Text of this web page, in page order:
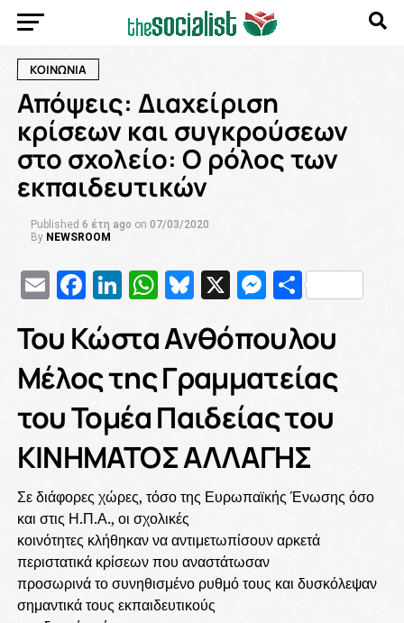
ΚΟΙΝΩΝΙΑ
Απόψεις: Διαχείριση
κρίσεων και συγκρούσεων
στο σχολείο: Ο ρόλος των
εκπαιδευτικών
Published 6 έτη ago on 07/03/2020
By NEWSROOM
EmailFacebook
LinkedIn
WhatsApp
Bluesky
X
Του Κώστα Ανθόπουλου
Μέλος της Γραμματείας
του Τομέα Παιδείας του
ΚΙΝΗΜΑΤΟΣ ΑΛΛΑΓΗΣ
Σε διάφορες χώρες, τόσο της Ευρωπαϊκής Ένωσης όσο
και στις Η.Π.Α., οι σχολικές
κοινότητες κλήθηκαν να αντιμετωπίσουν αρκετά
περιστατικά κρίσεων που αναστάτωσαν
προσωρινά το συνηθισμένο ρυθμό τους και δυσκόλεψαν
σημαντικά τους εκπαιδευτικούς